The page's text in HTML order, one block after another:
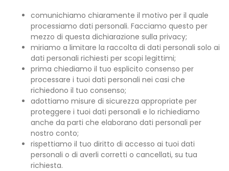
comunichiamo chiaramente il motivo per il quale
processiamo dati personali. Facciamo questo per
mezzo di questa dichiarazione sulla privacy;
miriamo a limitare la raccolta di dati personali solo ai
dati personali richiesti per scopi legittimi;
prima chiediamo il tuo esplicito consenso per
processare i tuoi dati personali nei casi che
richiedono il tuo consenso;
adottiamo misure di sicurezza appropriate per
proteggere i tuoi dati personali e lo richiediamo
anche da parti che elaborano dati personali per
nostro conto;
rispettiamo il tuo diritto di accesso ai tuoi dati
personali o di averli corretti o cancellati, su tua
richiesta.